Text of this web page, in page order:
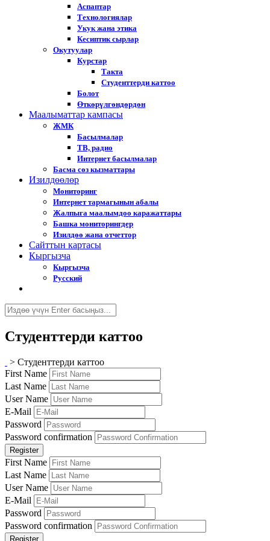
Аспаптар
Технологиялар
Укук жана этика
Кесиптик сырлар
Окутуулар
Курстар
Такта
Студенттерди каттоо
Болот
Өткөрүлгөндөрдөн
Маалыматтар кампасы
ЖМК
Басылмалар
ТВ, радио
Интернет басылмалар
Басма сөз кызматтары
Изилдөөлөр
Мониторинг
Интернет тармагынын абалы
Жалпыга маалымдоо каражаттары
Башка мониторингдер
Изилдөө жана отчеттор
Cайттын картасы
Кыргызча
Кыргызча
Русский
Студенттерди каттоо
> Студенттерди каттоо
First Name
Last Name
User Name
E-Mail
Password
Password confirmation
Register
First Name
Last Name
User Name
E-Mail
Password
Password confirmation
Register